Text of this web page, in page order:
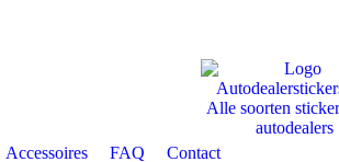
Accessoires FAQ Contact